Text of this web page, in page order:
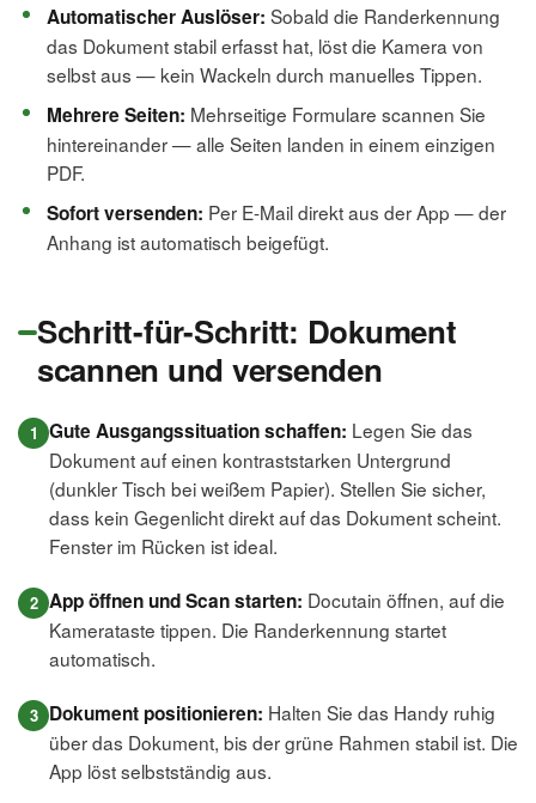
Automatischer Auslöser: Sobald die Randerkennung
das Dokument stabil erfasst hat, löst die Kamera von
selbst aus — kein Wackeln durch manuelles Tippen.
Mehrere Seiten: Mehrseitige Formulare scannen Sie
hintereinander — alle Seiten landen in einem einzigen
PDF.
Sofort versenden: Per E-Mail direkt aus der App — der
Anhang ist automatisch beigefügt.
Schritt-für-Schritt: Dokument
scannen und versenden
Gute Ausgangssituation schaffen: Legen Sie das
Dokument auf einen kontraststarken Untergrund
(dunkler Tisch bei weißem Papier). Stellen Sie sicher,
dass kein Gegenlicht direkt auf das Dokument scheint.
Fenster im Rücken ist ideal.
App öffnen und Scan starten: Docutain öffnen, auf die
Kamerataste tippen. Die Randerkennung startet
automatisch.
Dokument positionieren: Halten Sie das Handy ruhig
über das Dokument, bis der grüne Rahmen stabil ist. Die
App löst selbstständig aus.